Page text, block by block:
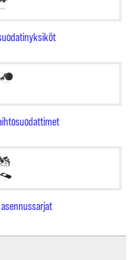
asennussarjat